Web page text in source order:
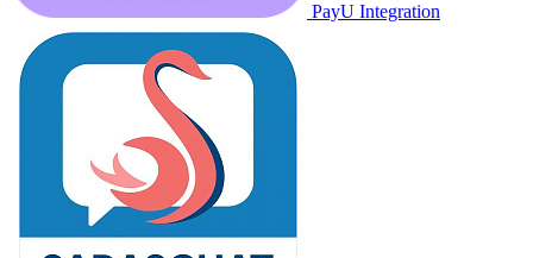
PayU Integration